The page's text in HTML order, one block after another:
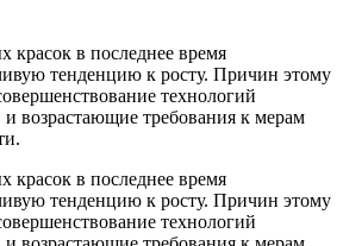
красок в последнее время
тенденцию к росту. Причин этому
технологий
и возрастающие требования к мерам
красок в последнее время
тенденцию к росту. Причин этому
технологий